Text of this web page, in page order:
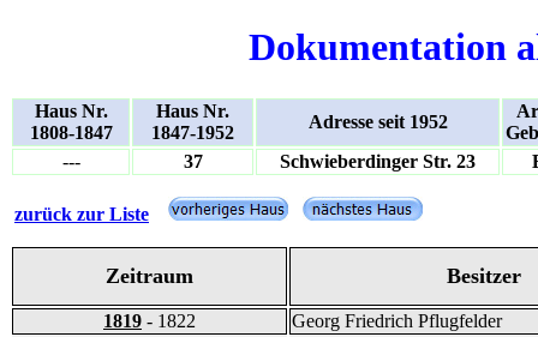
Dokumentation
Haus Nr.
1808-1847
Haus Nr.
1847-1952
Adresse seit 1952
---
37 Schwieberdinger Str. 23
zurück zur Liste
Zeitraum Besitzer
1819 - 1822
Georg Friedrich Pflugfelder